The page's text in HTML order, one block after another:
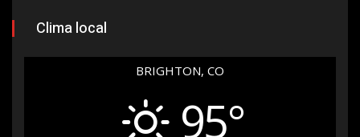
Clima local
BRIGHTON, CO
95°